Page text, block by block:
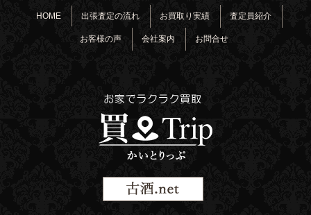
HOME 出張査定の流れ お買取り実績 査定員紹介
お客様の声 会社案内 お問合せ